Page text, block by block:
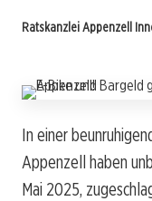
Ratskanzlei Appenzell
In einer
Appenzell haben
Mai 2025,